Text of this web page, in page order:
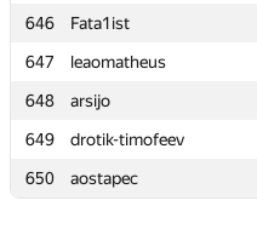
646
Fata1ist
647
leaomatheus
648
arsijo
649
drotik-timofeev
650
aostapec
646
Fata1ist
647
leaomatheus
648
arsijo
649
drotik-timofeev
650
aostapec